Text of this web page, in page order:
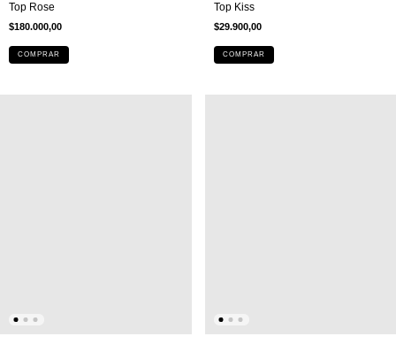
Top Rose
$180.000,00
COMPRAR
Top Kiss
$29.900,00
COMPRAR